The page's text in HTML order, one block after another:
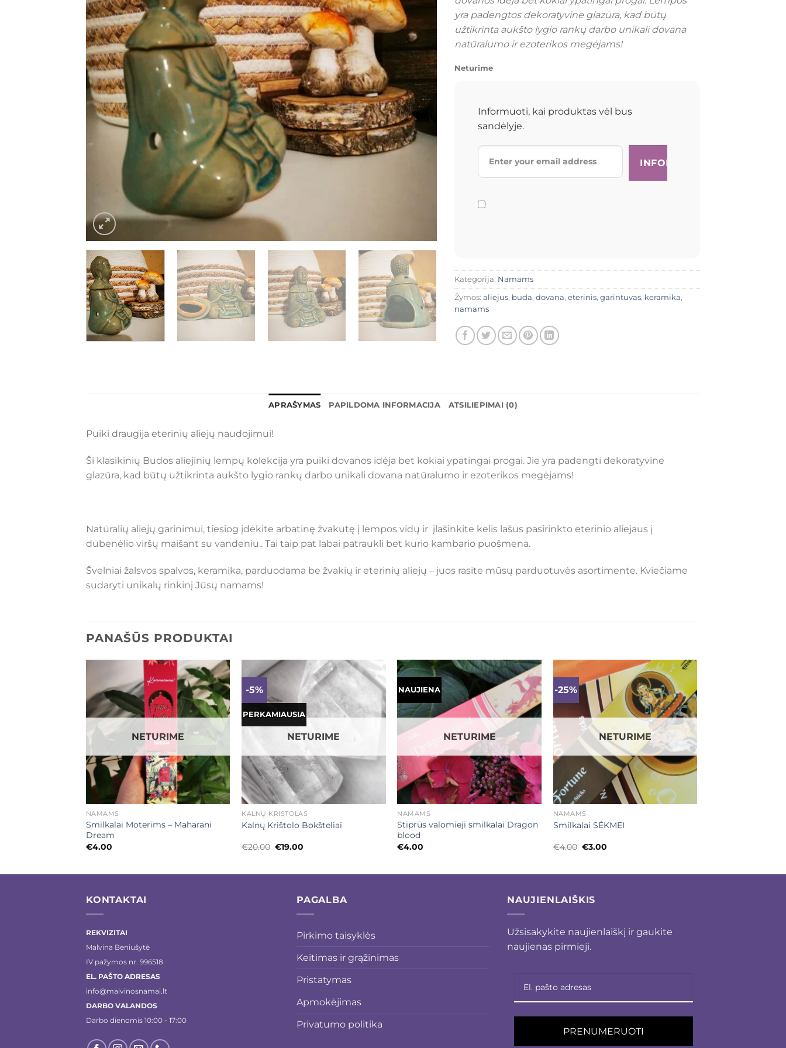
yra padengtos dekoratyvine glazūra, kad būtų
užtikrinta aukšto lygio rankų darbo unikali dovana
natūralumo ir ezoterikos megėjams!
Neturime
Informuoti, kai produktas vėl bus
sandėlyje.
Kategorija: Namams
Žymos: aliejus, buda, dovana, eterinis, garintuvas, keramika,
namams
APRAŠYMAS PAPILDOMA INFORMACIJA ATSILIEPIMAI (0)
Puiki draugija eterinių aliejų naudojimui!
Ši klasikinių Budos aliejinių lempų kolekcija yra puiki dovanos idėja bet kokiai ypatingai progai. Jie yra padengti dekoratyvine
glazūra, kad būtų užtikrinta aukšto lygio rankų darbo unikali dovana natūralumo ir ezoterikos megėjams!
Natūralių aliejų garinimui, tiesiog įdėkite arbatinę žvakutę į lempos vidų ir įlašinkite kelis lašus pasirinkto eterinio aliejaus į
dubenėlio viršų maišant su vandeniu.. Tai taip pat labai patraukli bet kurio kambario puošmena.
Švelniai žalsvos spalvos, keramika, parduodama be žvakių ir eterinių aliejų – juos rasite mūsų parduotuvės asortimente. Kviečiame
sudaryti unikalų rinkinį Jūsų namams!
PANAŠŪS PRODUKTAI
Mėgstamiausias
NETURIME
NAMAMS
Smilkalai Moterims – Maharani
Dream
€4.00
-5%
PERKAMIAUSIA
Mėgstamiausias
+
NETURIME
KALNŲ KRIŠTOLAS
Kalnų Krištolo Bokšteliai
€20.00 Original
€19.00
NAUJIENA Mėgstamiausias
+
NETURIME
NAMAMS
Stiprūs valomieji smilkalai Dragon
blood
€4.00
-25% Mėgstamiausias
+
NETURIME
NAMAMS
Smilkalai SĖKMEI
€4.00 Original
€3.00Current
KONTAKTAI
REKVIZITAI
Malvina Beniušytė
IV pažymos nr. 996518
EL. PAŠTO ADRESAS
info@malvinosnamai.lt
DARBO VALANDOS
Darbo dienomis 10:00 - 17:00
PAGALBA
Pirkimo taisyklės
Keitimas ir grąžinimas
Pristatymas
Apmokėjimas
Privatumo politika
NAUJIENLAIŠKIS
Užsisakykite naujienlaiškį ir gaukite
naujienas pirmieji.
PRENUMERUOTI